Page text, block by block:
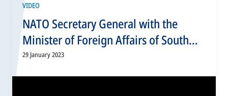
VIDEO
NATO Secretary General with the
Minister of Foreign Affairs of South
Korea Jin Park
29 January 2023